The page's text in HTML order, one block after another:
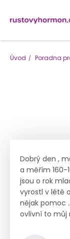
Úvod Poradna
Dobrý den ,
a měřím 160-
jsou o rok
vyrostl v létě
nějak pomoc
ovlivní to můj